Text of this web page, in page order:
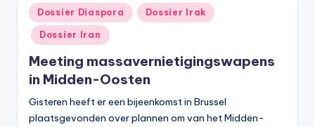
Geplaatst
in
Dossier Diaspora Dossier Irak
Dossier Iran
Meeting massavernietigingswapens
in Midden-Oosten
Gisteren heeft er een bijeenkomst in Brussel
plaatsgevonden over plannen om van het Midden-